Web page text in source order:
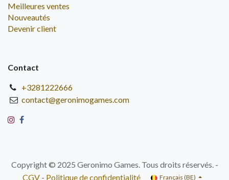
Meilleures ventes
Nouveautés
Devenir client
Contact
+3281222666
contact@geronimogames.com
Copyright © 2025 Geronimo Games. Tous droits réservés. -
CGV - Politique de confidentialité Français (BE)